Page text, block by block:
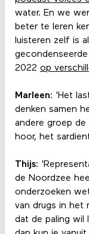
water. En we
beter te leren
luisteren zelf is
2022 op
Marleen: 'Het
denken samen
andere groep
hoor, het
Thijs:
de Noordzee
onderzoeken
van drugs in het
dat de paling wil